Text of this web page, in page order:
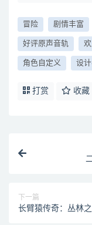
冒险 剧情丰富
好评原声音轨
角色自定义 设
打赏 收藏
下一篇
长臂猿传奇：丛林